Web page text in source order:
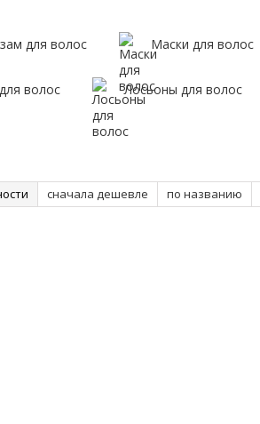
для волос Маски для волос
волос Лосьоны для волос
сначала дешевле по названию